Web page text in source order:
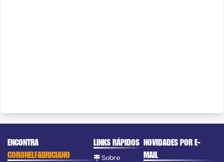
ENCONTRA
CORONELFABRICIANO
LINKS RÁPIDOS
Sobre
NOVIDADES POR E-
MAIL